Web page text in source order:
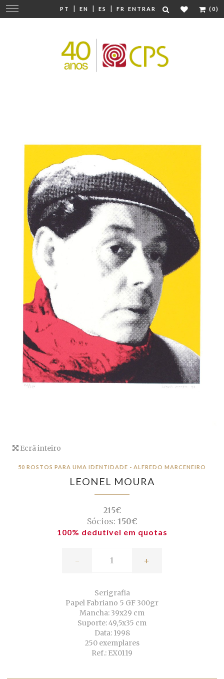
PT | EN | ES | FR ENTRAR (0)
Mudar
navegação
Ecrã inteiro
50 ROSTOS PARA UMA IDENTIDADE - ALFREDO MARCENEIRO
LEONEL MOURA
215€
Sócios: 150€
100% dedutível em quotas
- +
Serigrafia
Papel Fabriano 5 GF 300gr
Mancha: 39x29 cm
Suporte: 49,5x35 cm
Data: 1998
250 exemplares
Ref.: EX0119